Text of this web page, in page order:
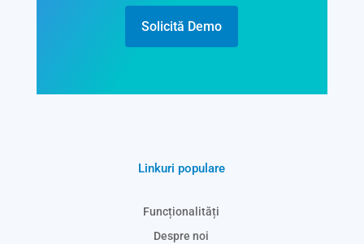
Solicită Demo
Linkuri populare
Funcționalități
Despre noi